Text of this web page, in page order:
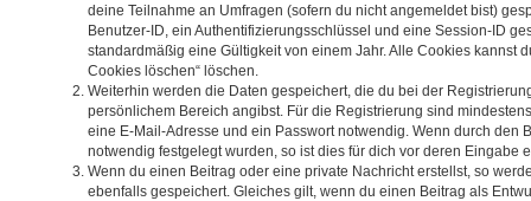
deine Teilnahme an Umfragen (sofern du nicht angemeldet bist)
Benutzer-ID, ein Authentifizierungsschlüssel und eine Session-ID
standardmäßig eine Gültigkeit von einem Jahr. Alle Cookies kannst
Cookies löschen“ löschen.
Weiterhin werden die Daten gespeichert, die du bei der
persönlichem Bereich angibst. Für die Registrierung sind
eine E-Mail-Adresse und ein Passwort notwendig. Wenn durch den
notwendig festgelegt wurden, so ist dies für dich vor deren Eingabe
Wenn du einen Beitrag oder eine private Nachricht erstellst, so
ebenfalls gespeichert. Gleiches gilt, wenn du einen Beitrag als